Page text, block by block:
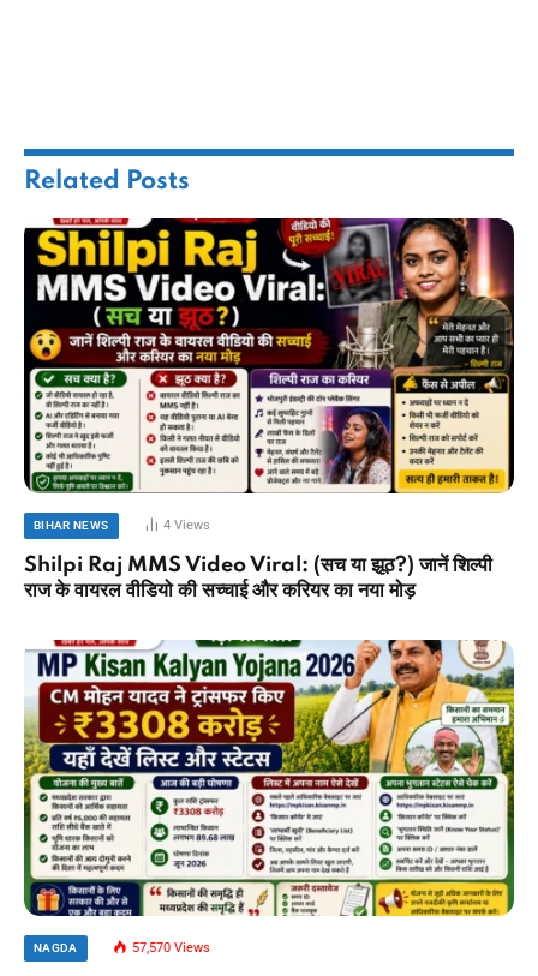
Related Posts
BIHAR NEWS 4 Views
Shilpi Raj MMS Video Viral: (सच या झूठ?) जानें शिल्पी
राज के वायरल वीडियो की सच्चाई और करियर का नया मोड़
NAGDA 57,570 Views